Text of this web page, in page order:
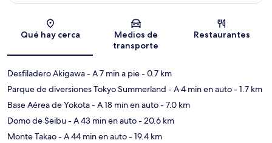
Sección del mapa
Qué hay cerca
Medios de
transporte
Restaurantes
Desfiladero Akigawa- A 7 min a pie- 0.7 km
Parque de diversiones Tokyo Summerland - A 4 min en auto- 1.7 km
Base Aérea de Yokota- A 18 min en auto- 7.0 km
Domo de Seibu- A 43 min en auto- 20.6 km
Monte Takao- A 44 min en auto- 19.4 km